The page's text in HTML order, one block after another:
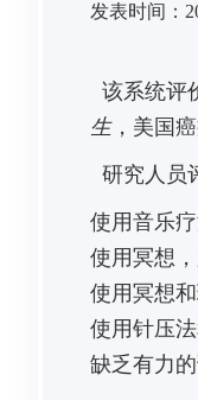
发表时间：
该系统评
生，美国
研究人员
使用音乐
使用冥想
使用冥想
使用针压
缺乏有力